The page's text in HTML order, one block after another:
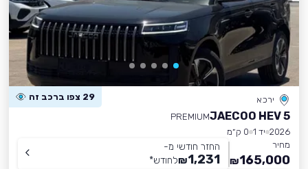
ירכא 29 צפו ברכב זה
JAECOO HEV 5
PREMIUM
2026 יד 1
0 ק״מ
מחיר
165,000
₪
החזר חודשי מ-
1,231
₪לחודש*